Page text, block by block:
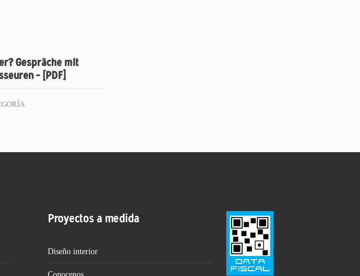
Gespräche mit
– [PDF]
Proyectos a medida
Diseño interior
Conocenos